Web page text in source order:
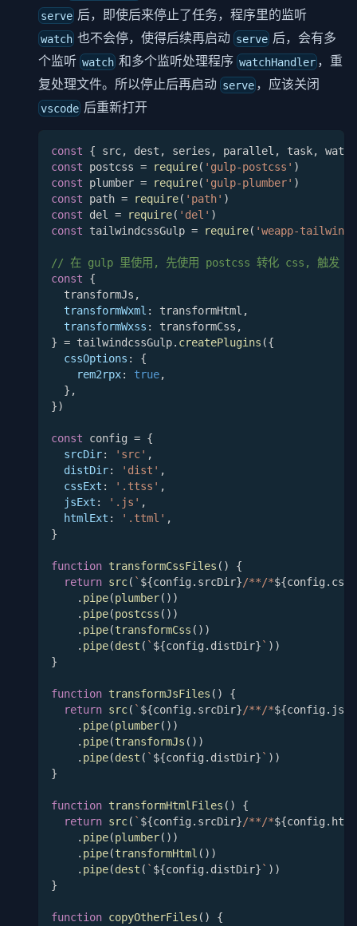
serve 后，即使后来停止了任务，程序里的监听
watch 也不会停，使得后续再启动 serve 后，会有多
个监听 watch 和多个监听处理程序watchHandler ，重
复处理文件。所以停止后再启动 serve ，应该关闭
vscode 后重新打开
const { src, dest , series , parallel , task,
const postcss = require( 'gulp-postcss' )
const plumber = require( 'gulp-plumber' )
const path = require( 'path' )
const del = require( 'del' )
const tailwindcssGulp = require( 'weapp-
// 在 gulp 里使用, 先使用 postcss 转化 css, 触发
const
{
  transformJs
,
transformWxml : transformHtml ,
transformWxss : transformCss ,
} = tailwindcssGulp. createPlugins ({
cssOptions :
{
rem2rpx: true,
} ,
})
const config = {
srcDir: 'src' ,
distDir: 'dist' ,
cssExt : '.ttss' ,
jsExt : '.js' ,
htmlExt : '.ttml' ,
}
function transformCssFiles ( )
{
return src( ` ${config. srcDir}/**/*${config.
. pipe(plumber( ) )
. pipe(postcss ( ) )
. pipe(transformCss ( ) )
. pipe(dest ( ` ${config. distDir} ` ) )
}
function transformJsFiles ( )
{
return src( ` ${config. srcDir}/**/*${config.
. pipe(plumber( ) )
. pipe(transformJs ( ) )
. pipe(dest ( ` ${config. distDir} ` ) )
}
function transformHtmlFiles ( )
{
return src( ` ${config. srcDir}/**/*${config.
. pipe(plumber( ) )
. pipe(transformHtml ( ) )
. pipe(dest ( ` ${config. distDir} ` ) )
}
function copyOtherFiles ( )
{